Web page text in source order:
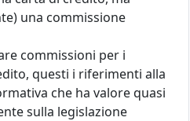
una commissione
commissioni per i
questi i riferimenti alla
che ha valore quasi
sulla legislazione